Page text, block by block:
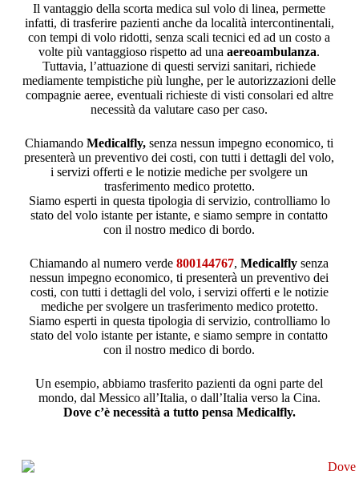
Il vantaggio della scorta medica sul volo di linea, permette
infatti, di trasferire pazienti anche da località intercontinentali,
con tempi di volo ridotti, senza scali tecnici ed ad un costo a
volte più vantaggioso rispetto ad unaaereoambulanza.
Tuttavia, l’attuazione di questi servizi sanitari, richiede
mediamente tempistiche più lunghe, per le autorizzazioni delle
compagnie aeree, eventuali richieste di visti consolari ed altre
necessità da valutare caso per caso.
ChiamandoMedicalfly,senza nessun impegno economico, ti
presenterà un preventivo dei costi, con tutti i dettagli del volo,
i servizi offerti e le notizie mediche per svolgere un
trasferimento medico protetto.
Siamo esperti in questa tipologia di servizio, controlliamo lo
stato del volo istante per istante, e siamo sempre in contatto
con il nostro medico di bordo.
Chiamando al numero verde800144767,Medicalflysenza
nessun impegno economico, ti presenterà un preventivo dei
costi, con tutti i dettagli del volo, i servizi offerti e le notizie
mediche per svolgere un trasferimento medico protetto.
Siamo esperti in questa tipologia di servizio, controlliamo lo
stato del volo istante per istante, e siamo sempre in contatto
con il nostro medico di bordo.
Un esempio, abbiamo trasferito pazienti da ogni parte del
mondo, dal Messico all’Italia, o dall’Italia verso la Cina.
Dove c’è necessità a tutto pensa Medicalfly.